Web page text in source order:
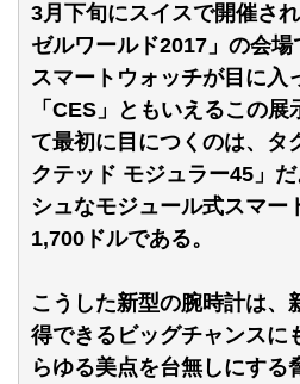
3月下旬にスイスで開催さ
ゼルワールド2017」の会
スマートウォッチが目に入
「CES」ともいえるこの
て最初に目につくのは、タ
クテッド モジュラー45」
シュなモジュール式スマー
1,700ドルである。
こうした新型の腕時計は、
得できるビッグチャンスに
らゆる美点を台無しにする